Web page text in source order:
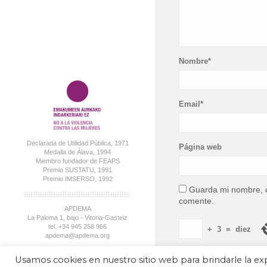
Nombre*
Email*
Página web
Guarda mi nombre,
comente.
+ 3 = diez
Usamos cookies en nuestro sitio web para brindarle la
Declarada de Utilidad Pública, 1971
Medalla de Álava, 1994
Miembro fundador de FEAPS
Premio SUSTATU, 1991
Premio IMSERSO, 1992
APDEMA
La Paloma 1, bajo - Vitoria-Gasteiz
tel. +34 945 258 966
apdema@apdema.org
Política Compliance